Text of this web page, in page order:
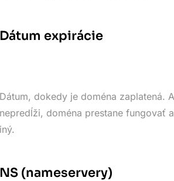
Dátum expirácie
Dátum, dokedy je doména zaplatená.
nepredĺži, doména prestane fungovať
iný.
NS (nameservery)